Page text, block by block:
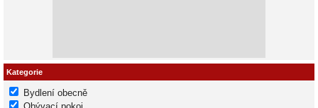
Kategorie
Bydlení obecně